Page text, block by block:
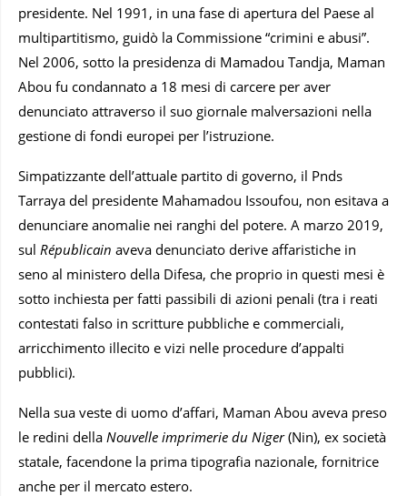
presidente. Nel 1991, in una fase di apertura del Paese al
multipartitismo, guidò la Commissione “crimini e abusi”.
Nel 2006, sotto la presidenza di Mamadou Tandja, Maman
Abou fu condannato a 18 mesi di carcere per aver
denunciato attraverso il suo giornale malversazioni nella
gestione di fondi europei per l’istruzione.
Simpatizzante dell’attuale partito di governo, il Pnds
Tarraya del presidente Mahamadou Issoufou, non esitava a
denunciare anomalie nei ranghi del potere. A marzo 2019,
sul Républicain aveva denunciato derive affaristiche in
seno al ministero della Difesa, che proprio in questi mesi è
sotto inchiesta per fatti passibili di azioni penali (tra i reati
contestati falso in scritture pubbliche e commerciali,
arricchimento illecito e vizi nelle procedure d’appalti
pubblici).
Nella sua veste di uomo d’affari, Maman Abou aveva preso
le redini della Nouvelle imprimerie du Niger(Nin), ex società
statale, facendone la prima tipografia nazionale, fornitrice
anche per il mercato estero.